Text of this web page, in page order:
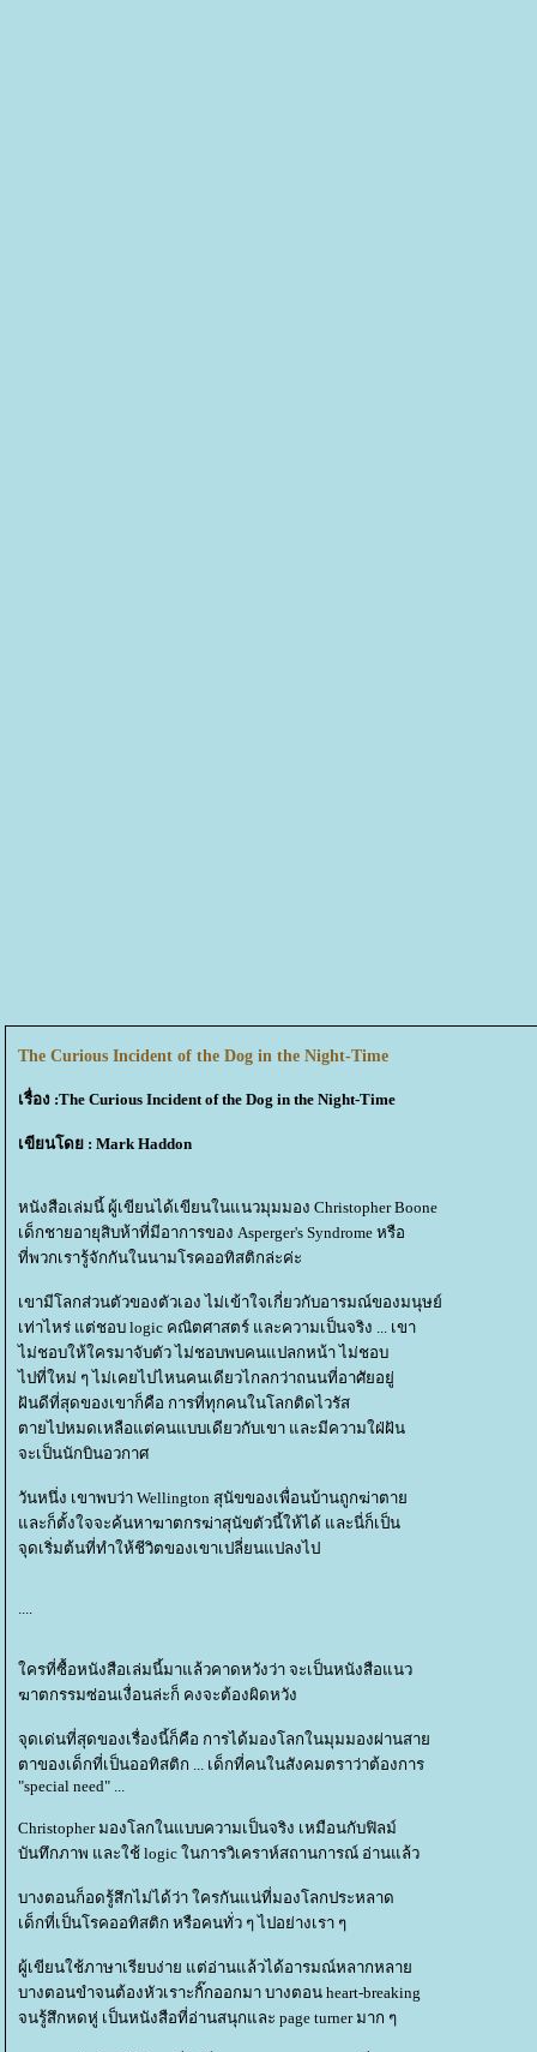
The Curious Incident of the Dog in the Night-Time
เรื่อง :The Curious Incident of the Dog in the Night-Time
เขียนโดย : Mark Haddon
หนังสือเล่มนี้ ผู้เขียนได้เขียนในแนวมุมมอง Christopher Boone
เด็กชายอายุสิบห้าที่มีอาการของ Asperger's Syndrome หรือ
ที่พวกเรารู้จักกันในนามโรคออทิสติกล่ะค่ะ
เขามีโลกส่วนตัวของตัวเอง ไม่เข้าใจเกี่ยวกับอารมณ์ของมนุษย์
เท่าไหร่ แต่ชอบ logic คณิตศาสตร์ และความเป็นจริง ... เขา
ไม่ชอบให้ใครมาจับตัว ไม่ชอบพบคนแปลกหน้า ไม่ชอบ
ไปที่ใหม่ ๆ ไม่เคยไปไหนคนเดียวไกลกว่าถนนที่อาศัยอยู่
ฝันดีที่สุดของเขาก็คือ การที่ทุกคนในโลกติดไวรัส
ตายไปหมดเหลือแต่คนแบบเดียวกับเขา และมีความใฝ่ฝัน
จะเป็นนักบินอวกาศ
วันหนึ่ง เขาพบว่า Wellington สุนัขของเพื่อนบ้านถูกฆ่าตา
ละก็ตั้งใจจะค้นหาฆาตกรฆ่าสุนัขตัวนี้ให้ได้ และนี่ก็เป็น
จุดเริ่มต้นที่ทำให้ชีวิตของเขาเปลี่ยนแปลงไป
....
ครที่ซื้อหนังสือเล่มนี้มาแล้วคาดหวังว่า จะเป็นหนังสือแนว
ฆาตกรรมซ่อนเงื่อนล่ะก็ คงจะต้องผิดหวัง
จุดเด่นที่สุดของเรื่องนี้ก็คือ การได้มองโลกในมุมมองผ่านสา
ตาของเด็กที่เป็นออทิสติก ... เด็กที่คนในสังคมตราว่าต้องการ
"special need" ...
Christopher มองโลกในแบบความเป็นจริง เหมือนกับฟิลม์
บันทึกภาพ และใช้ logic ในการวิเคราห์สถานการณ์ อ่านแล้ว
บางตอนก็อดรู้สึกไม่ได้ว่า ใครกันแน่ที่มองโลกประหลาด
เด็กที่เป็นโรคออทิสติก หรือคนทั่ว ๆ ไปอย่างเรา ๆ
ผู้เขียนใช้ภาษาเรียบง่าย แต่อ่านแล้วได้อารมณ์หลากหลา
บางตอนขำจนต้องหัวเราะกิ๊กออกมา บางตอน heart-breaking
จนรู้สึกหดหู่ เป็นหนังสือที่อ่านสนุกและ page turner มาก ๆ